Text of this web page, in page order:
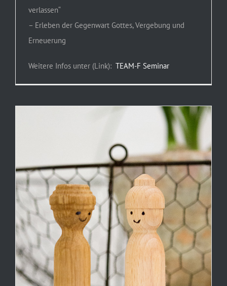
verlassen“
– Erleben der Gegenwart Gottes, Vergebung und
Erneuerung
Weitere Infos unter (Link): TEAM-F Seminar